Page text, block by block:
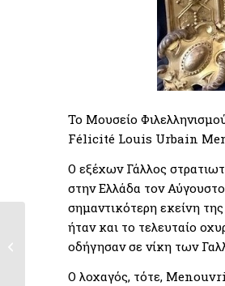
Το Μουσείο
Félicité Louis Urbain
Ο εξέχων Γάλλος
στην Ελλάδα τον
σημαντικότερη εκείνη
ήταν και το τελευταίο
οδήγησαν σε νίκη των
Ο λοχαγός, τότε,
Ο Πρόεδρος του “Le
Souvenir Français”